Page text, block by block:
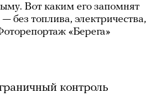
Вот каким его запомнят
без топлива, электричества,
«Берега»
контроль